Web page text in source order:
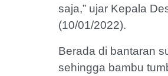
saja,” ujar Kepala
(10/01/2022).
Berada di bantaran
sehingga bambu